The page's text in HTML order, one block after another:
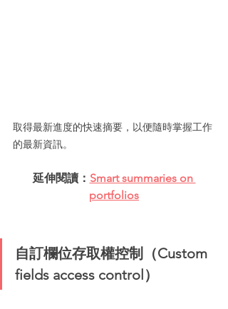
取得最新進度的快速摘要，以便隨時掌握工作
的最新資訊。
延伸閱讀： Smart summaries on
portfolios
自訂欄位存取權控制（Custom
fields access control）